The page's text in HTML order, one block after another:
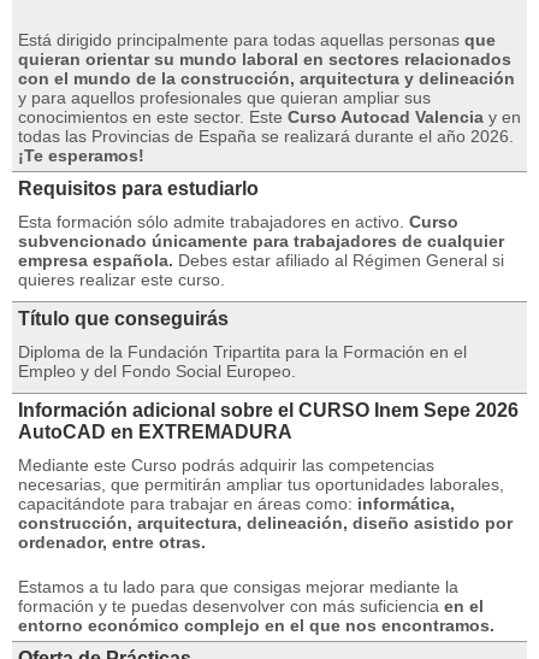
Está dirigido principalmente para todas aquellas personas que
quieran orientar su mundo laboral en sectores relacionados
con el mundo de la construcción, arquitectura y delineación
y para aquellos profesionales que quieran ampliar sus
conocimientos en este sector. Este Curso Autocad Valencia y en
todas las Provincias de España se realizará durante el año 2026.
¡Te esperamos!
Requisitos para estudiarlo
Esta formación sólo admite trabajadores en activo. Curso
subvencionado únicamente para trabajadores de cualquier
empresa española. Debes estar afiliado al Régimen General si
quieres realizar este curso.
Título que conseguirás
Diploma de la Fundación Tripartita para la Formación en el
Empleo y del Fondo Social Europeo.
Información adicional sobre el CURSO Inem Sepe 2026
AutoCAD en EXTREMADURA
Mediante este Curso podrás adquirir las competencias
necesarias, que permitirán ampliar tus oportunidades laborales,
capacitándote para trabajar en áreas como: informática,
construcción, arquitectura, delineación, diseño asistido por
ordenador, entre otras.
Estamos a tu lado para que consigas mejorar mediante la
formación y te puedas desenvolver con más suficiencia en el
entorno económico complejo en el que nos encontramos.